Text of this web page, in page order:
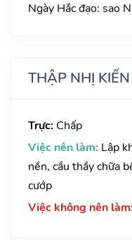
Ngày Hắc đạo: sao
THẬP NHỊ
Trực: Chấp
Việc nên làm: Lập
nền, cầu thầy chữa
cướp
Việc không nên làm: